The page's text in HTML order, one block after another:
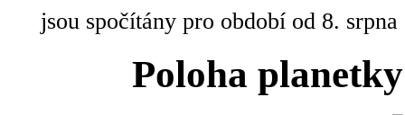
jsou spočítány pro období od 8.
Poloha